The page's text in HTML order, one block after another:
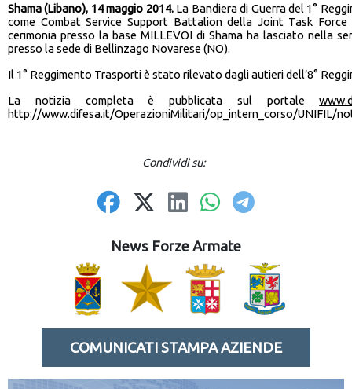
Shama (Libano), 14 maggio 2014.La Bandiera di Guerra del 1°
come Combat Service Support Battalion della Joint Task
cerimonia presso la base MILLEVOI di Shama ha lasciato nella
presso la sede di Bellinzago Novarese (NO).
Il 1° Reggimento Trasporti è stato rilevato dagli autieri dell’8°
La notizia completa è pubblicata sul portale
http://www.difesa.it/OperazioniMilitari/op_intern_corso/UNIFIL/
Condividi su:
News Forze Armate
COMUNICATI STAMPA AZIENDE